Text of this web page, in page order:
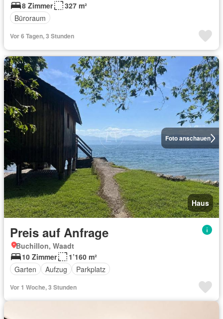
8 Zimmer
327 m²
Büroraum
Vor 6 Tagen, 3 Stunden
Foto anschauen
Haus
Preis auf Anfrage
Buchillon, Waadt
10 Zimmer
1’160 m²
Garten
Aufzug Parkplatz
Vor 1 Woche, 3 Stunden